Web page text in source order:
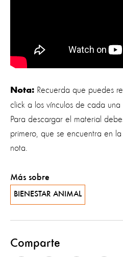
Nota: Recuerda que puedes
click a los vínculos de cada una
Para descargar el material
primero, que se encuentra en
nota.
Más sobre
BIENESTAR ANIMAL
Comparte